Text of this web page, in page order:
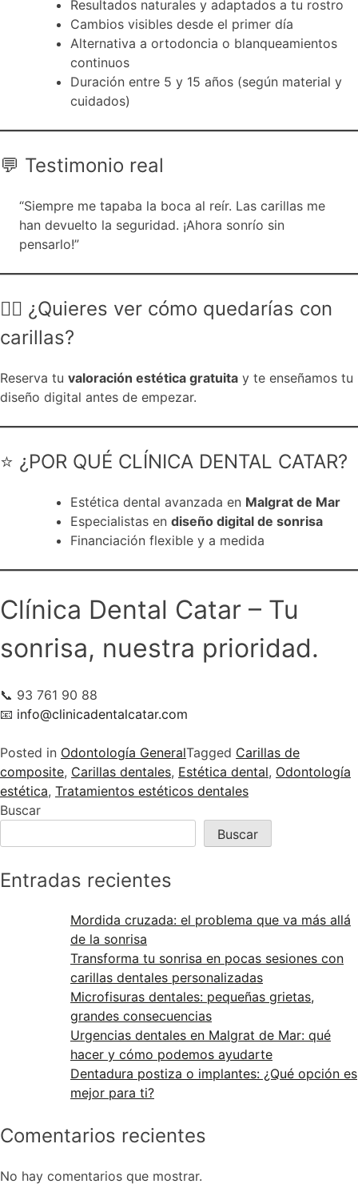
Resultados naturales y adaptados a tu rostro
Cambios visibles desde el primer día
Alternativa a ortodoncia o blanqueamientos
continuos
Duración entre 5 y 15 años (según material y
cuidados)
💬 Testimonio real
“Siempre me tapaba la boca al reír. Las carillas me
han devuelto la seguridad. ¡Ahora sonrío sin
pensarlo!”
🙋‍♀️ ¿Quieres ver cómo quedarías con
carillas?
Reserva tu valoración estética gratuita y te enseñamos tu
diseño digital antes de empezar.
⭐ ¿POR QUÉ CLÍNICA DENTAL CATAR?
Estética dental avanzada en Malgrat de Mar
Especialistas en diseño digital de sonrisa
Financiación flexible y a medida
Clínica Dental Catar – Tu
sonrisa, nuestra prioridad.
📞 93 761 90 88
📧 info@clinicadentalcatar.com
Posted in Odontología GeneralTagged Carillas de
composite, Carillas dentales, Estética dental, Odontología
estética, Tratamientos estéticos dentales
Buscar
Buscar
Entradas recientes
Mordida cruzada: el problema que va más allá
de la sonrisa
Transforma tu sonrisa en pocas sesiones con
carillas dentales personalizadas
Microfisuras dentales: pequeñas grietas,
grandes consecuencias
Urgencias dentales en Malgrat de Mar: qué
hacer y cómo podemos ayudarte
Dentadura postiza o implantes: ¿Qué opción es
mejor para ti?
Comentarios recientes
No hay comentarios que mostrar.